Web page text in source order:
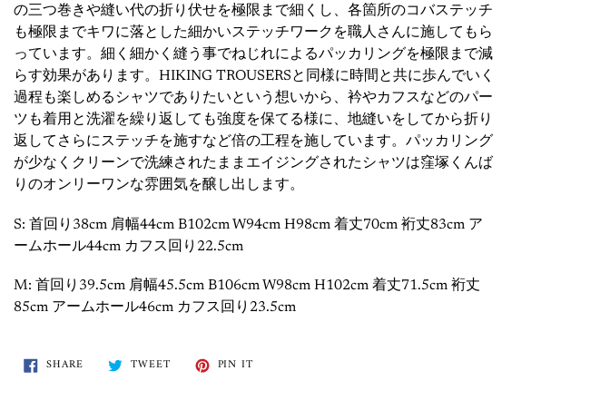
の三つ巻きや縫い代の折り伏せを極限まで細くし、各箇所のコバステッチ
も極限までキワに落とした細かいステッチワークを職人さんに施してもら
っています。細く細かく縫う事でねじれによるパッカリングを極限まで減
らす効果があります。HIKING TROUSERSと同様に時間と共に歩んでいく
過程も楽しめるシャツでありたいという想いから、衿やカフスなどのパー
ツも着用と洗濯を繰り返しても強度を保てる様に、地縫いをしてから折り
返してさらにステッチを施すなど倍の工程を施しています。パッカリング
が少なくクリーンで洗練されたままエイジングされたシャツは窪塚くんば
りのオンリーワンな雰囲気を醸し出します。
S: 首回り38cm 肩幅44cm B102cm W94cm H98cm 着丈70cm 裄丈83cm ア
ームホール44cm カフス回り22.5cm
M: 首回り39.5cm 肩幅45.5cm B106cm W98cm H102cm 着丈71.5cm 裄丈
85cm アームホール46cm カフス回り23.5cm
SHARESHARE TWEETTWEET PIN IT